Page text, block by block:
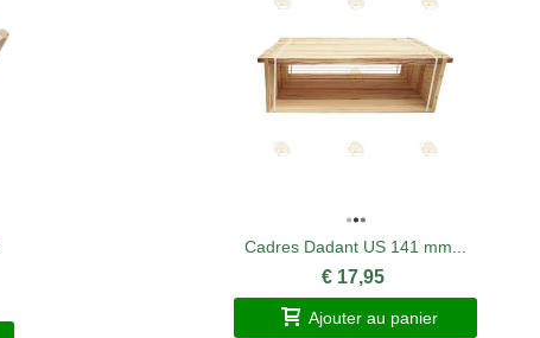
Cadres Dadant US 141 mm...
€ 17,95
Ajouter au panier